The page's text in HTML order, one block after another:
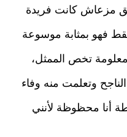
مزعاش كانت فريدة
فهو بمثابة موسوعة
تخص الممثل،
وتعلمت منه وفاء
أنا محظوظة لأنني